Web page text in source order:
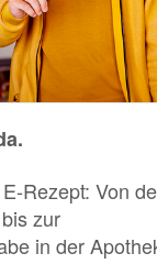
Rezept: Von
zur
in der